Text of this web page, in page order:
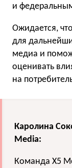
и
Ожидается,
для
медиа и
оценивать
на
Каролина
Media:
Команда X5